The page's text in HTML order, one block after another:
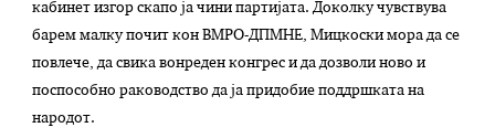
кабинет изгор скапо ја чини партијата. Доколку чувствува
барем малку почит кон ВМРО-ДПМНЕ, Мицкоски мора да се
повлече, да свика вонреден конгрес и да дозволи ново и
поспособно раководство да ја придобие поддршката на
народот.